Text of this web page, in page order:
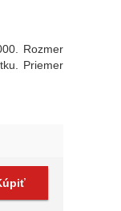
Rozmer
Priemer